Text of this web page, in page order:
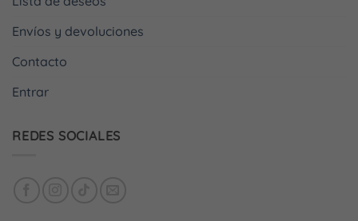
Envíos y devoluciones
Contacto
Entrar
REDES SOCIALES